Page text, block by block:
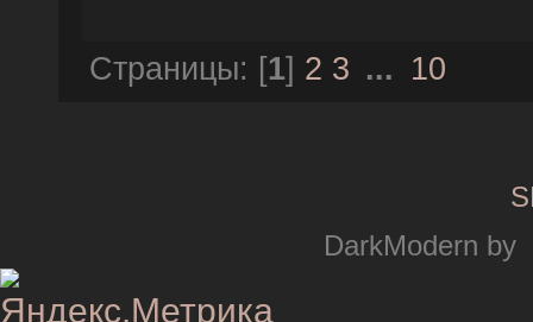
Страницы: [1] 2 3 ... 10
DarkModern by